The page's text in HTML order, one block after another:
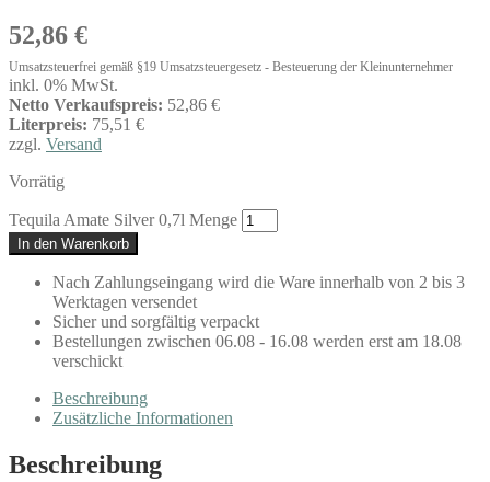
52,86 €
Umsatzsteuerfrei gemäß §19 Umsatzsteuergesetz - Besteuerung der Kleinunternehmer
inkl. 0% MwSt.
Netto Verkaufspreis: 52,86 €
Literpreis: 75,51 €
zzgl. Versand
Vorrätig
Tequila Amate Silver 0,7l Menge
In den Warenkorb
Nach Zahlungseingang wird die Ware innerhalb von 2 bis 3
Werktagen versendet
Sicher und sorgfältig verpackt
Bestellungen zwischen 06.08 - 16.08 werden erst am 18.08
verschickt
Beschreibung
Zusätzliche Informationen
Beschreibung